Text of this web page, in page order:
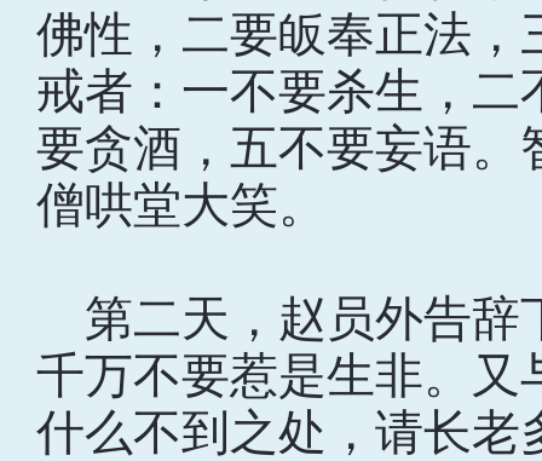
佛性，二要皈奉正法，
戒者：一不要杀生，
要贪酒，五不要妄语。
僧哄堂大笑。
第二天，赵员外告辞
千万不要惹是生非。又
什么不到之处，请长老